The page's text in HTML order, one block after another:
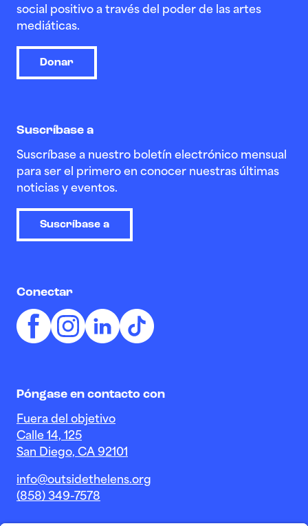
social positivo a través del poder de las artes
mediáticas.
Donar
Suscríbase a
Suscríbase a nuestro boletín electrónico mensual
para ser el primero en conocer nuestras últimas
noticias y eventos.
Suscríbase a
Conectar
Póngase en contacto con
Fuera del objetivo
Calle 14, 125
San Diego, CA 92101
info@outsidethelens.org
(858) 349-7578